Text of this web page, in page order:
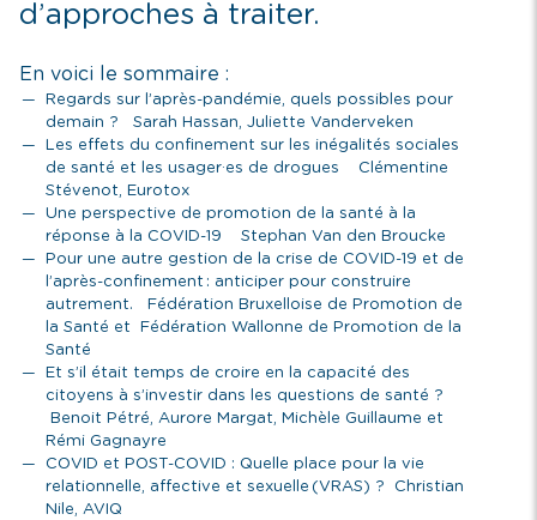
d’approches à traiter.
En voici le sommaire :
Regards sur l’après-pandémie, quels possibles pour
demain ? Sarah Hassan, Juliette Vanderveken
Les effets du confinement sur les inégalités sociales
de santé et les usager·es de drogues Clémentine
Stévenot, Eurotox
Une perspective de promotion de la santé à la
réponse à la COVID-19 Stephan Van den Broucke
Pour une autre gestion de la crise de COVID-19 et de
l’après-confinement : anticiper pour construire
autrement. Fédération Bruxelloise de Promotion de
la Santé et Fédération Wallonne de Promotion de la
Santé
Et s’il était temps de croire en la capacité des
citoyens à s’investir dans les questions de santé ?
Benoit Pétré, Aurore Margat, Michèle Guillaume et
Rémi Gagnayre
COVID et POST-COVID : Quelle place pour la vie
relationnelle, affective et sexuelle (VRAS) ? Christian
Nile, AVIQ